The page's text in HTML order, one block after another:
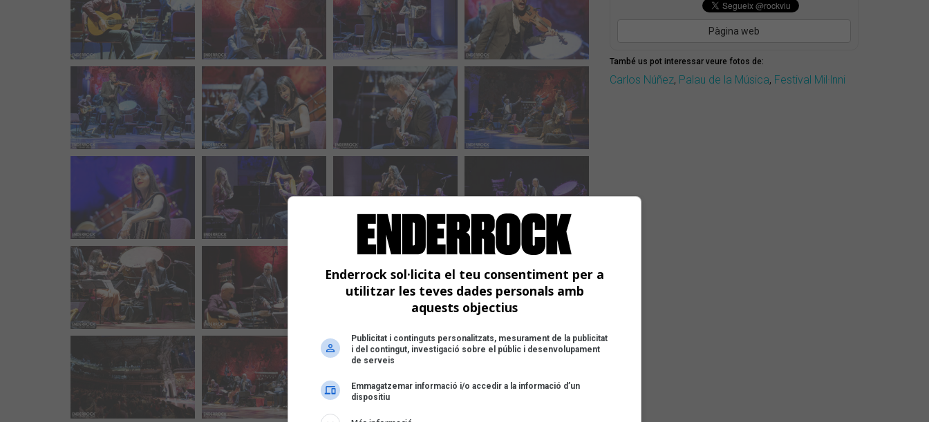
Pàgina web
També us pot interessar veure fotos de:
Carlos Núñez, Palau de la Música, Festival Mil·lnni
Enderrock sol·licita el teu consentiment per a
utilitzar les teves dades personals amb
aquests objectius
Publicitat i continguts personalitzats, mesurament de la publicitat
i del contingut, investigació sobre el públic i desenvolupament
de serveis
Emmagatzemar informació i/o accedir a la informació d’un
dispositiu